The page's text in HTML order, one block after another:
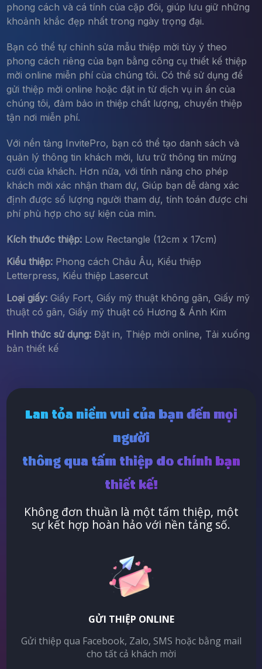
phong cách và cá tính của cặp đôi, giúp lưu giữ những
khoảnh khắc đẹp nhất trong ngày trọng đại.
Bạn có thể tự chỉnh sửa mẫu thiệp mời tùy ý theo
phong cách riêng của bạn bằng công cụ thiết kế thiệp
mời online miễn phí của chúng tôi. Có thể sử dụng để
gửi thiệp mời online hoặc đặt in từ dịch vụ in ấn của
chúng tôi, đảm bảo in thiệp chất lượng, chuyển thiệp
tận nơi miễn phí.
Với nền tảng InvitePro, bạn có thể tạo danh sách và
quản lý thông tin khách mời, lưu trữ thông tin mừng
cưới của khách. Hơn nữa, với tính năng cho phép
khách mời xác nhận tham dự, Giúp bạn dễ dàng xác
định được số lượng người tham dự, tính toán được chi
phí phù hợp cho sự kiện của mìn.
Kích thước thiệp:Low Rectangle (12cm x 17cm)
Kiểu thiệp:Phong cách Châu Âu, Kiểu thiệp
Letterpress, Kiểu thiệp Lasercut
Loại giấy:Giấy Fort, Giấy mỹ thuật không gân, Giấy mỹ
thuật có gân, Giấy mỹ thuật có Hương & Ánh Kim
Hình thức sử dụng:Đặt in, Thiệp mời online, Tải xuống
bản thiết kế
Lan tỏa niềm vui của bạn đến mọi
người
thông qua tấm thiệp do chính bạn
thiết kế!
Không đơn thuần là một tấm thiệp, một
sự kết hợp hoàn hảo với nền tảng số.
GỬI THIỆP ONLINE
Gửi thiệp qua Facebook, Zalo, SMS hoặc bằng mail
cho tất cả khách mời